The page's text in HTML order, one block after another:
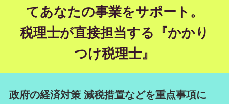
てあなたの事業をサポート。
税理士が直接担当する『かかり
つけ税理士』
政府の経済対策 減税措置などを重点事項に